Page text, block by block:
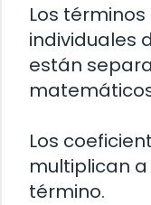
Los
individuales
están
Los
multiplican
término.